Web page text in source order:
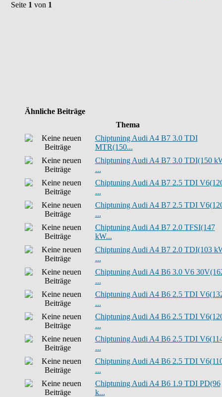
Seite 1 von 1
Ähnliche Beiträge
Thema
Chiptuning Audi A4 B7 3.0 TDI
MTR(150...
Chiptuning Audi A4 B7 3.0 TDI(150
...
Chiptuning Audi A4 B7 2.5 TDI
...
Chiptuning Audi A4 B7 2.5 TDI
...
Chiptuning Audi A4 B7 2.0 TFSI(147
kW...
Chiptuning Audi A4 B7 2.0 TDI(103
...
Chiptuning Audi A4 B6 3.0 V6
...
Chiptuning Audi A4 B6 2.5 TDI
...
Chiptuning Audi A4 B6 2.5 TDI
...
Chiptuning Audi A4 B6 2.5 TDI
...
Chiptuning Audi A4 B6 2.5 TDI
...
Chiptuning Audi A4 B6 1.9 TDI PD(96
k...